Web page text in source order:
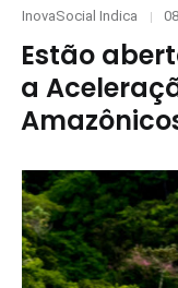
Categories
InovaSocial Indica
Estão
a